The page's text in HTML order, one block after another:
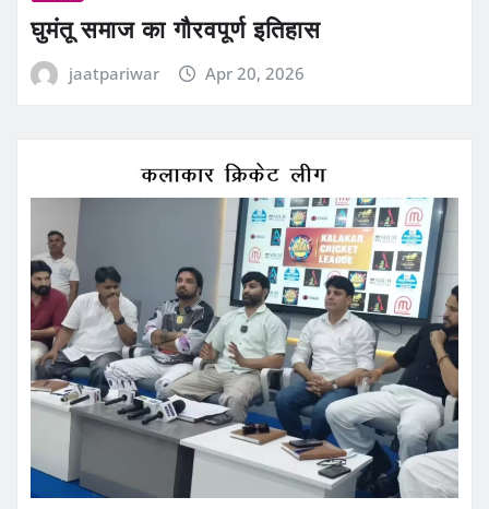
घुमंतू समाज का गौरवपूर्ण इतिहास
jaatpariwar Apr 20, 2026